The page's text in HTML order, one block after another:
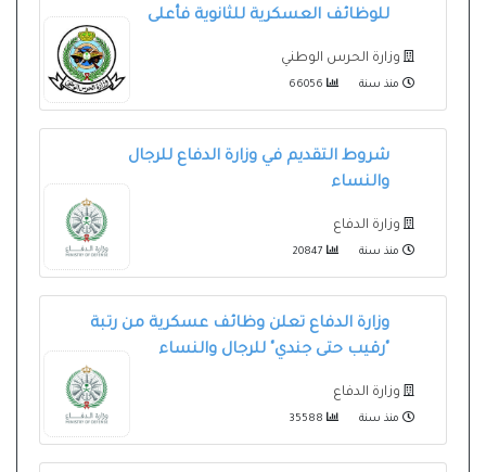
للوظائف العسكرية للثانوية فأعلى
وزارة الحرس الوطني
منذ سنة
شروط التقديم في وزارة الدفاع للرجال
والنساء
وزارة الدفاع
منذ سنة
وزارة الدفاع تعلن وظائف عسكرية من رتبة
"رقيب حتى جندي" للرجال والنساء
وزارة الدفاع
منذ سنة